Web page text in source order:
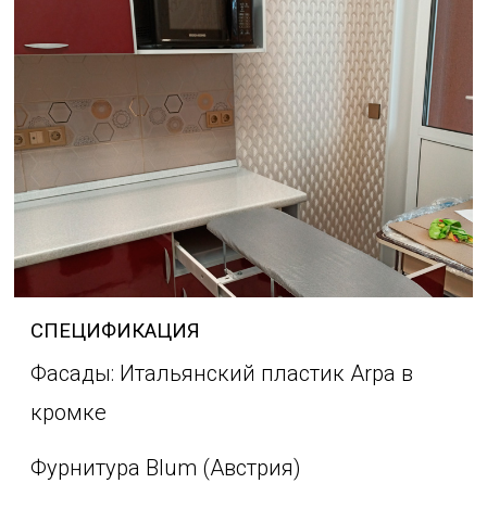
СПЕЦИФИКАЦИЯ
Фасады: Итальянский пластик Arpa в
кромке
Фурнитура Blum (Австрия)